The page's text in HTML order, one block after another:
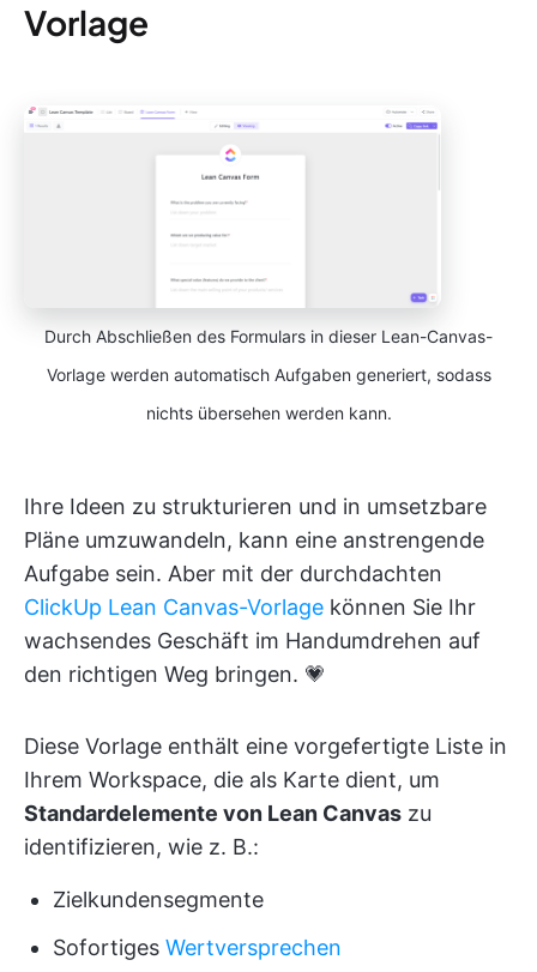
Vorlage
Durch Abschließen des Formulars in dieser Lean-Canvas-
Vorlage werden automatisch Aufgaben generiert, sodass
nichts übersehen werden kann.
Ihre Ideen zu strukturieren und in umsetzbare
Pläne umzuwandeln, kann eine anstrengende
Aufgabe sein. Aber mit der durchdachten
ClickUp Lean Canvas-Vorlage können Sie Ihr
wachsendes Geschäft im Handumdrehen auf
den richtigen Weg bringen. 💗
Diese Vorlage enthält eine vorgefertigte Liste in
Ihrem Workspace, die als Karte dient, um
Standardelemente von Lean Canvas zu
identifizieren, wie z. B.:
Zielkundensegmente
Sofortiges Wertversprechen